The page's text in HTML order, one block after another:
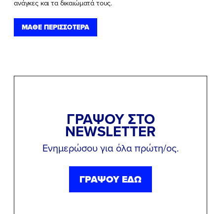
ανάγκες και τα δικαιώματά τους.
ΜΑΘΕ ΠΕΡΙΣΣΟΤΕΡΑ
ΓΡΑΨΟΥ ΣΤΟ
NEWSLETTER
Ενημερώσου για όλα πρώτη/ος.
ΓΡΑΨΟΥ ΕΔΩ